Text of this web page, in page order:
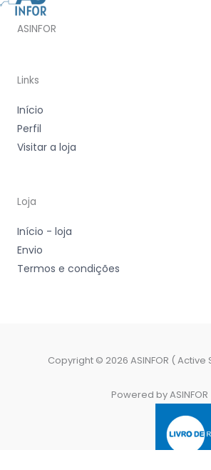
ASINFOR
Links
Início
Perfil
Visitar a loja
Loja
Início - loja
Envio
Termos e condições
Copyright © 2026 ASINFOR ( Active
Powered by ASINFOR